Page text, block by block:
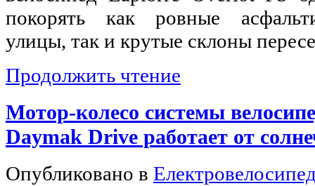
покорять как ровные
улицы, так и крутые склоны
Продолжить чтение
Мотор-колесо системы
Daymak Drivе работает от
Опубликовано в